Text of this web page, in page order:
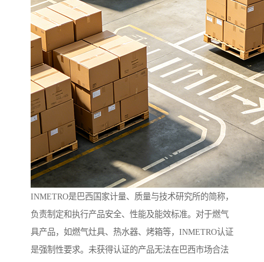
INMETRO是巴西国家计量、质量与技术研究所的简称，
负责制定和执行产品安全、性能及能效标准。对于燃气
具产品，如燃气灶具、热水器、烤箱等，INMETRO认证
是强制性要求。未获得认证的产品无法在巴西市场合法